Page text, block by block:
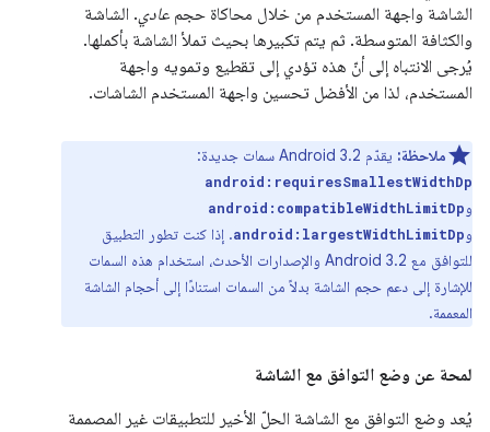
الشاشة واجهة المستخدم من خلال محاكاة حجم عادي. الشاشة
والكثافة المتوسطة. ثم يتم تكبيرها بحيث تملأ الشاشة بأكملها.
يُرجى الانتباه إلى أنّ هذه تؤدي إلى تقطيع وتمويه واجهة
المستخدم، لذا من الأفضل تحسين واجهة المستخدم الشاشات.
ملاحظة: يقدّم Android 3.2 سمات جديدة:
android:requiresSmallestWidthDp
وandroid:compatibleWidthLimitDp
وandroid:largestWidthLimitDp. إذا كنت تطور التطبيق
للتوافق مع Android 3.2 والإصدارات الأحدث، استخدام هذه السمات
للإشارة إلى دعم حجم الشاشة بدلاً من السمات استنادًا إلى أحجام الشاشة
المعممة.
لمحة عن وضع التوافق مع الشاشة
يُعد وضع التوافق مع الشاشة الحلّ الأخير للتطبيقات غير المصممة